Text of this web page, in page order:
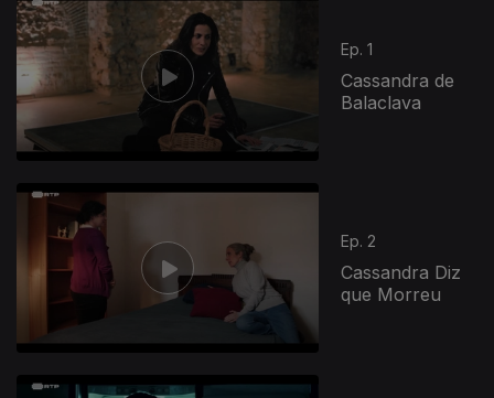
Ep. 1
Cassandra de
Balaclava
Ep. 2
Cassandra Diz
que Morreu